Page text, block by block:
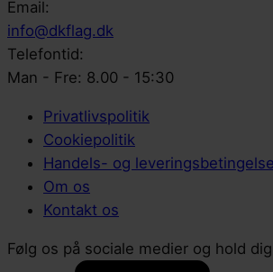
Email:
info@dkflag.dk
Telefontid:
Man - Fre: 8.00 - 15:30
Privatlivspolitik
Cookiepolitik
Handels- og
Om os
Kontakt os
Følg os på sociale medier og hold